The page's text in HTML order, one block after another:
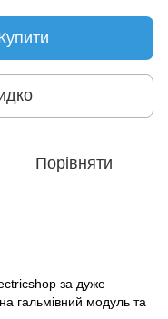
Порівняти
за дуже
гальмівний модуль та